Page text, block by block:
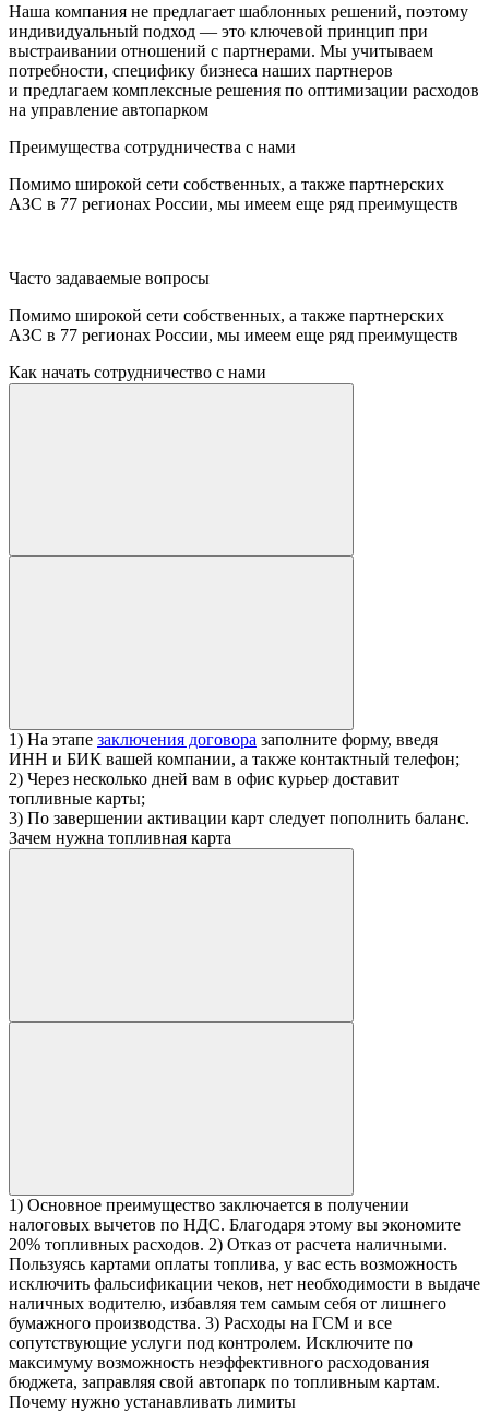
Наша компания не предлагает шаблонных решений, поэтому
индивидуальный подход — это ключевой принцип при
выстраивании отношений с партнерами. Мы учитываем
потребности, специфику бизнеса наших партнеров
и предлагаем комплексные решения по оптимизации расходов
на управление автопарком
Преимущества сотрудничества с нами
Помимо широкой сети собственных, а также партнерских
АЗС в 77 регионах России, мы имеем еще ряд преимуществ
Часто задаваемые вопросы
Помимо широкой сети собственных, а также партнерских
АЗС в 77 регионах России, мы имеем еще ряд преимуществ
Как начать сотрудничество с нами
1) На этапе заключения договора заполните форму, введя
ИНН и БИК вашей компании, а также контактный телефон;
2) Через несколько дней вам в офис курьер доставит
топливные карты;
3) По завершении активации карт следует пополнить баланс.
Зачем нужна топливная карта
1) Основное преимущество заключается в получении
налоговых вычетов по НДС. Благодаря этому вы экономите
20% топливных расходов. 2) Отказ от расчета наличными.
Пользуясь картами оплаты топлива, у вас есть возможность
исключить фальсификации чеков, нет необходимости в выдаче
наличных водителю, избавляя тем самым себя от лишнего
бумажного производства. 3) Расходы на ГСМ и все
сопутствующие услуги под контролем. Исключите по
максимуму возможность неэффективного расходования
бюджета, заправляя свой автопарк по топливным картам.
Почему нужно устанавливать лимиты